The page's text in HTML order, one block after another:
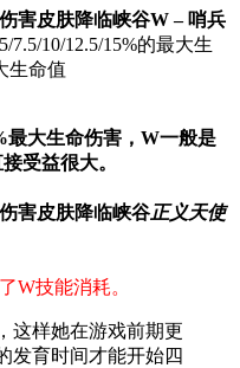
W – 哨兵
10/12.5/15%的最大生
生命值
最大生命伤害，W一般是
受益很大。
正义天使
W技能消耗。
样她在游戏前期更
发育时间才能开始四